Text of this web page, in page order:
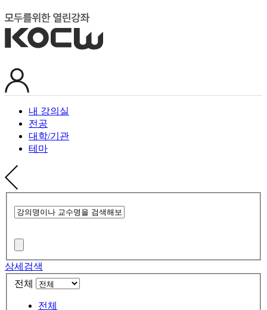
내 강의실
전공
대학/기관
테마
상세검색
전체
전체